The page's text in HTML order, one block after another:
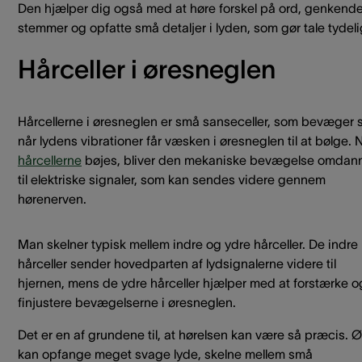
Den hjælper dig også med at høre forskel på ord,
stemmer og opfatte små detaljer i lyden, som gør tale
Hårceller i øresneglen
Hårcellerne i øresneglen er små sanseceller, som bevæger
når lydens vibrationer får væsken i øresneglen til at bølge.
hårcellerne bøjes, bliver den mekaniske bevægelse
til elektriske signaler, som kan sendes videre gennem
hørenerven.
Man skelner typisk mellem indre og ydre hårceller. De indre
hårceller sender hovedparten af lydsignalerne videre til
hjernen, mens de ydre hårceller hjælper med at forstærke
finjustere bevægelserne i øresneglen.
Det er en af grundene til, at hørelsen kan være så præcis.
kan opfange meget svage lyde, skelne mellem små